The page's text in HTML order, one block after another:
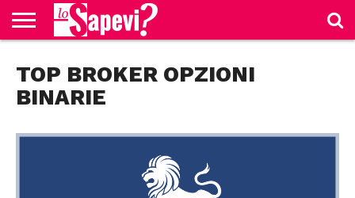
BENESSERE
GOSSIP
PRODOTTI
AMAZON
NEWS
CASA E
CUCINA
TOP BROKER OPZIONI
BINARIE